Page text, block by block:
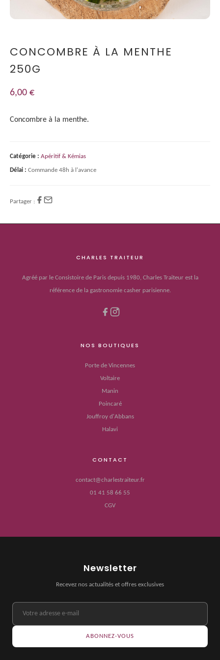
CONCOMBRE À LA MENTHE
250G
6,00 €
Concombre à la menthe.
Catégorie : Apéritif & Kémias
Délai : Commande 48h à l'avance
Partager :
CHARLES TRAITEUR
Agréé par le Consistoire de Paris depuis 1980, Charles Traiteur est la
référence de la gastronomie casher parisienne.
NOS BOUTIQUES
Porte de Vincennes
Voltaire
Manin
Poincaré
Jouffroy d'Abbans
Halavi
CONTACT
contact@charlestraiteur.fr
01 41 58 66 55
CGV
Newsletter
Recevez nos actualités et offres exclusives
ABONNEZ-VOUS